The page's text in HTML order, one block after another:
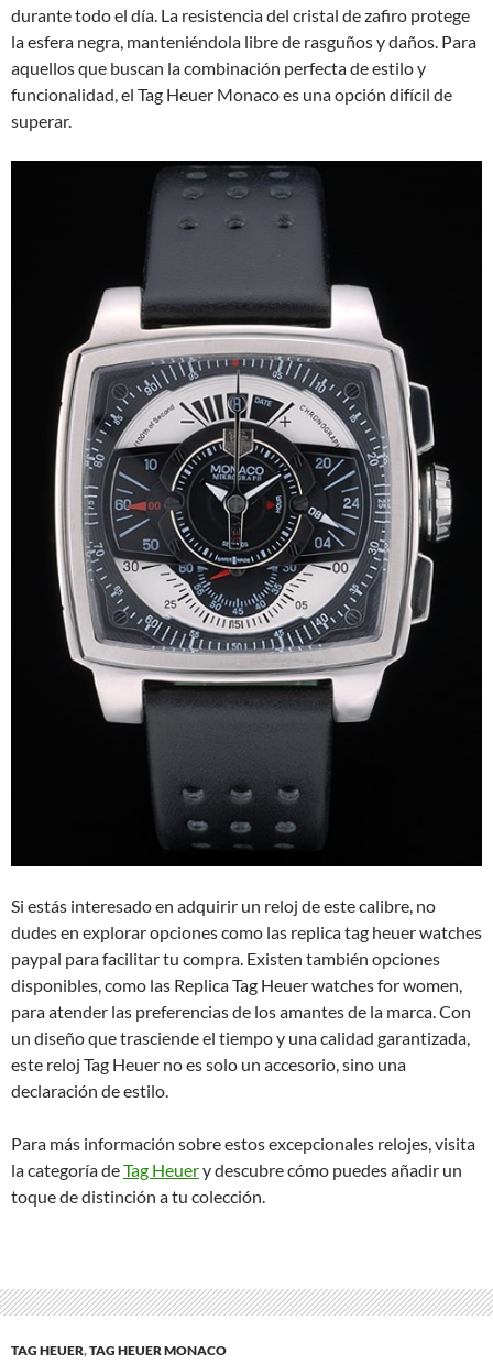
durante todo el día. La resistencia del cristal de zafiro protege
la esfera negra, manteniéndola libre de rasguños y daños. Para
aquellos que buscan la combinación perfecta de estilo y
funcionalidad, el Tag Heuer Monaco es una opción difícil de
superar.
Si estás interesado en adquirir un reloj de este calibre, no
dudes en explorar opciones como las replica tag heuer watches
paypal para facilitar tu compra. Existen también opciones
disponibles, como las Replica Tag Heuer watches for women,
para atender las preferencias de los amantes de la marca. Con
un diseño que trasciende el tiempo y una calidad garantizada,
este reloj Tag Heuer no es solo un accesorio, sino una
declaración de estilo.
Para más información sobre estos excepcionales relojes, visita
la categoría deTag Heuery descubre cómo puedes añadir un
toque de distinción a tu colección.
TAG HEUER,TAG HEUER MONACO